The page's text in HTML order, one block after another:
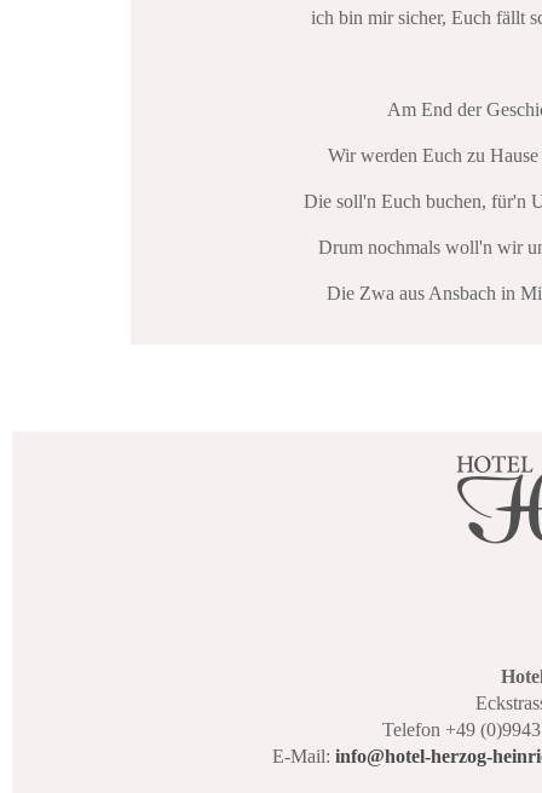
ich bin mir sicher, Euch fällt
Am End der
Wir werden Euch zu
Die soll'n Euch buchen, für'n
Drum nochmals woll'n wir
Die Zwa aus Ansbach in
Telefon +49
E-Mail: info@hotel-herzog-